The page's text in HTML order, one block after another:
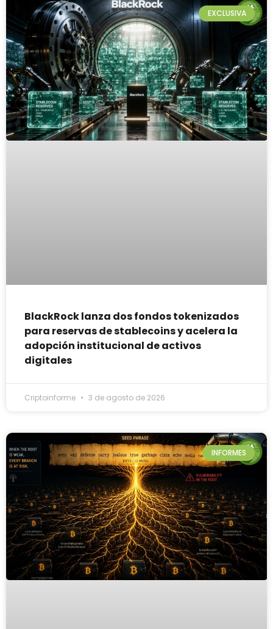
EXCLUSIVA
BlackRock lanza dos fondos tokenizados
para reservas de stablecoins y acelera la
adopción institucional de activos
digitales
Criptoinforme 3 de agosto de 2026
INFORMES